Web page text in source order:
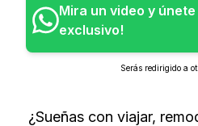
Mira un video y
exclusivo!
Serás redirigido a
¿Sueñas con viajar,